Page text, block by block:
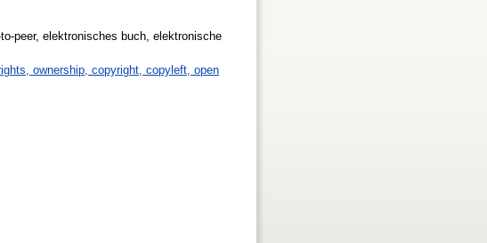
peer, elektronisches buch, elektronische
ownership, copyright, copyleft, open